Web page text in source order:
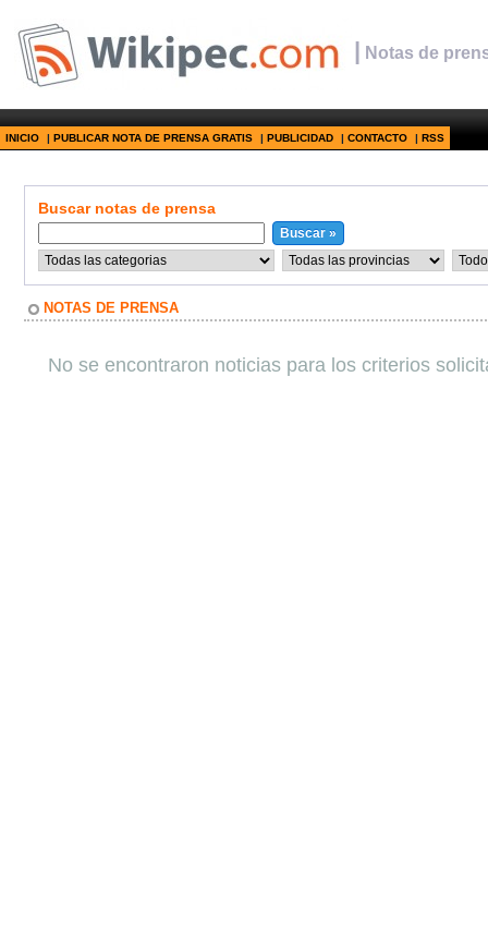
| Notas de
INICIO | PUBLICAR NOTA DE PRENSA GRATIS | PUBLICIDAD | CONTACTO | RSS
Buscar notas de prensa
NOTAS DE PRENSA
No se encontraron noticias para los criterios